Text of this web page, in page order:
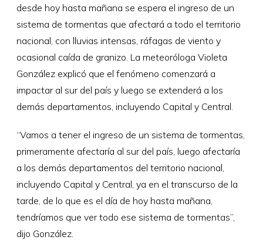
desde hoy hasta mañana se espera el ingreso de un
sistema de tormentas que afectará a todo el territorio
nacional, con lluvias intensas, ráfagas de viento y
ocasional caída de granizo. La meteoróloga Violeta
González explicó que el fenómeno comenzará a
impactar al sur del país y luego se extenderá a los
demás departamentos, incluyendo Capital y Central.
“Vamos a tener el ingreso de un sistema de tormentas,
primeramente afectaría al sur del país, luego afectaría
a los demás departamentos del territorio nacional,
incluyendo Capital y Central, ya en el transcurso de la
tarde, de lo que es el día de hoy hasta mañana,
tendríamos que ver todo ese sistema de tormentas”,
dijo González.